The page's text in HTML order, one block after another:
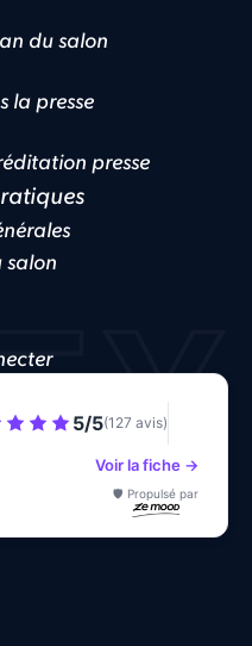
du salon
la presse
presse
salon
Cookies
5/5(127 avis)
Voir la fiche →
🛡️ Propulsé par